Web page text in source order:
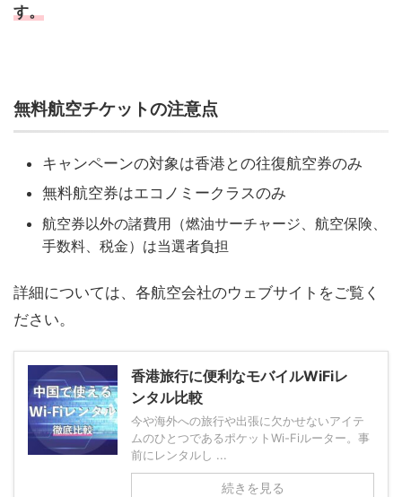
す。
無料航空チケットの注意点
キャンペーンの対象は香港との往復航空券のみ
無料航空券はエコノミークラスのみ
航空券以外の諸費用（燃油サーチャージ、航空保険、
手数料、税金）は当選者負担
詳細については、各航空会社のウェブサイトをご覧く
ださい。
香港旅行に便利なモバイルWiFiレ
ンタル比較
今や海外への旅行や出張に欠かせないアイテ
ムのひとつであるポケットWi-Fiルーター。事
前にレンタルし ...
続きを見る